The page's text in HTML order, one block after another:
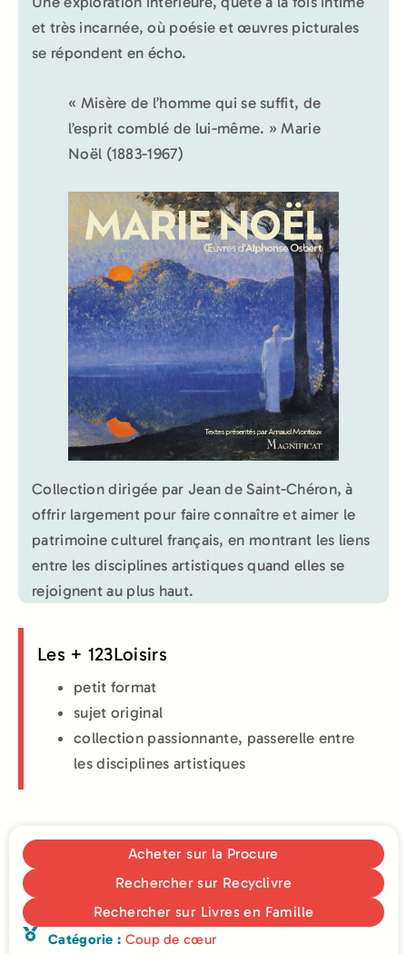
et très incarnée, où poésie et œuvres picturales
se répondent en écho.
« Misère de l’homme qui se suffit, de
l’esprit comblé de lui-même. » Marie
Noël (1883-1967)
Collection dirigée par Jean de Saint-Chéron, à
offrir largement pour faire connaître et aimer le
patrimoine culturel français, en montrant les liens
entre les disciplines artistiques quand elles se
rejoignent au plus haut.
Les + 123Loisirs
petit format
sujet original
collection passionnante, passerelle entre
les disciplines artistiques
Acheter sur la Procure
Rechercher sur Recyclivre
Rechercher sur Livres en Famille
Catégorie : Coup de cœur